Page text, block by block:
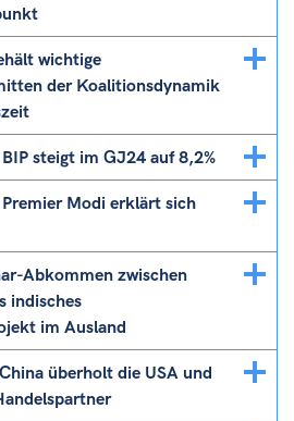
wichtige
der Koalitionsdynamik
steigt im GJ24 auf 8,2%
Modi erklärt sich
Abkommen zwischen
indisches
im Ausland
überholt die USA und